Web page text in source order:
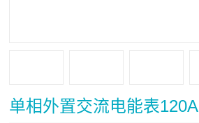
单相外置交流电能表120A